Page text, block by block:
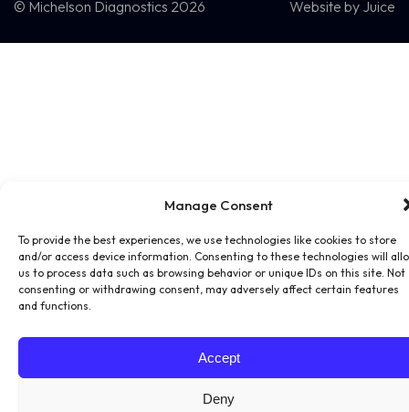
Manage Consent
To provide the best experiences, we use technologies like cookies to store
and/or access device information. Consenting to these technologies will
us to process data such as browsing behavior or unique IDs on this site. Not
consenting or withdrawing consent, may adversely affect certain features
and functions.
Accept
Deny
© Michelson Diagnostics 2026 Website by Juice